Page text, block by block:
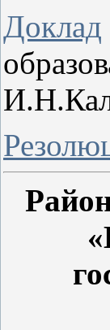
Доклад